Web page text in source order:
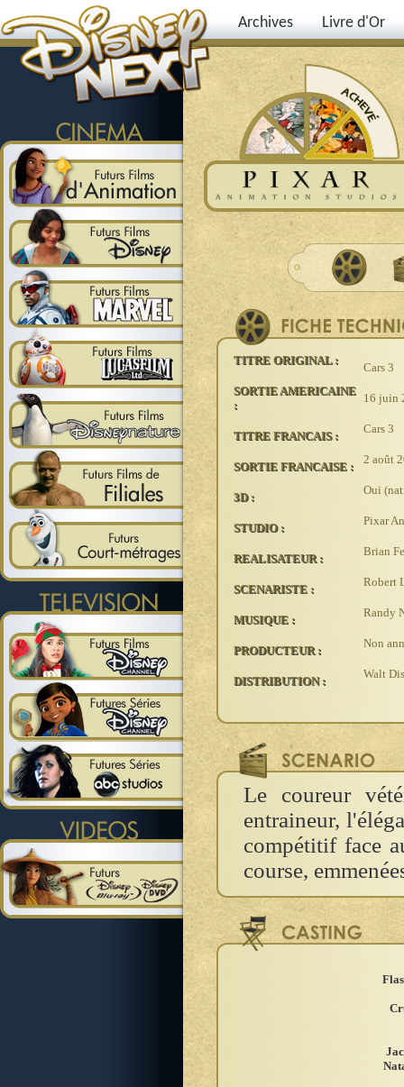
Archives Livre d'Or
TITRE ORIGINAL :
SORTIE AMERICAINE
:
TITRE FRANCAIS :
SORTIE FRANCAISE :
3D :
STUDIO :
REALISATEUR :
SCENARISTE :
MUSIQUE :
PRODUCTEUR :
DISTRIBUTION :
Cars 3
16 juin
Cars 3
2 août
Oui
Pixar
Brian
Robert
Randy
Non
Walt
Le coureur
entraineur,
compétitif face
course,